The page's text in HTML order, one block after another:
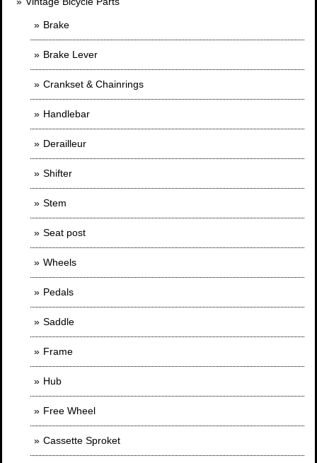
Brake
Brake Lever
Crankset & Chainrings
Handlebar
Derailleur
Shifter
Stem
Seat post
Wheels
Pedals
Saddle
Frame
Hub
Free Wheel
Cassette Sproket